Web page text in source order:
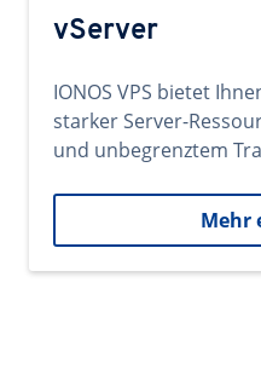
vServer
IONOS VPS bietet
starker Server-
und unbegrenztem
Mehr